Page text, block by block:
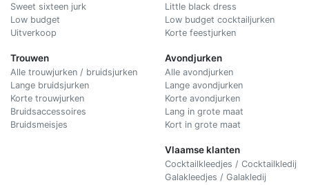
Sweet sixteen jurk
Low budget
Uitverkoop
Trouwen
Alle trouwjurken / bruidsjurken
Lange bruidsjurken
Korte trouwjurken
Bruidsaccessoires
Bruidsmeisjes
Little black dress
Low budget cocktailjurken
Korte feestjurken
Avondjurken
Alle avondjurken
Lange avondjurken
Korte avondjurken
Lang in grote maat
Kort in grote maat
Vlaamse klanten
Cocktailkleedjes / Cocktailkledij
Galakleedjes / Galakledij